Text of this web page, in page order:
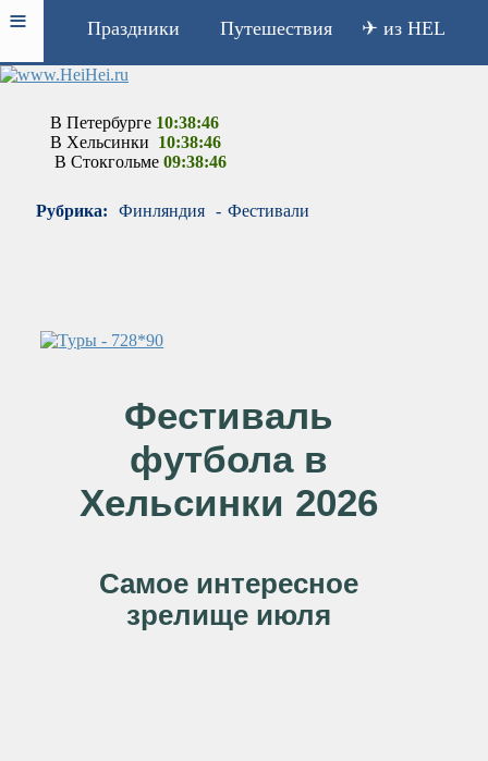
≡ Праздники Путешествия ✈ из HEL
В Петербурге 10:38:46
В Хельсинки 10:38:46
В Стокгольме 09:38:46
Рубрика: Финляндия - Фестивали
Фестиваль
футбола в
Хельсинки 2026
Самое интересное
зрелище июля